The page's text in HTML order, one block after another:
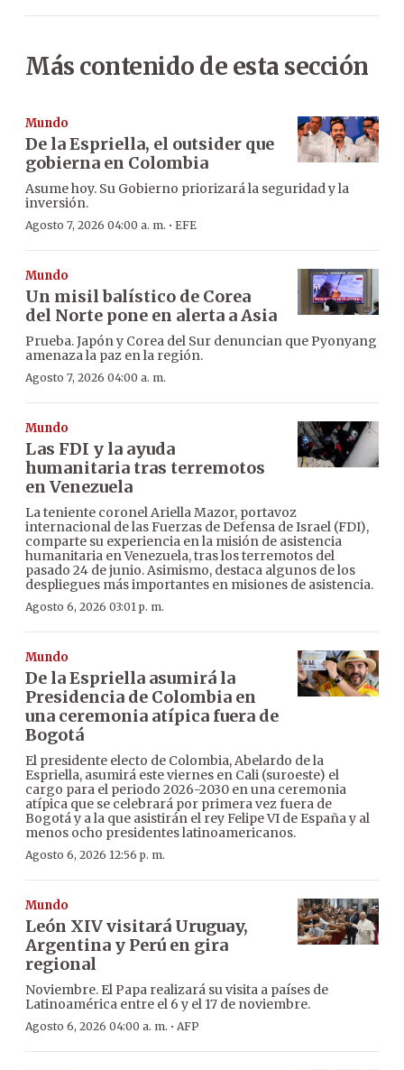
Más contenido de esta sección
Mundo
De la Espriella, el outsider que
gobierna en Colombia
Asume hoy. Su Gobierno priorizará la seguridad y la
inversión.
Agosto 7, 2026 04:00 a. m. · EFE
Mundo
Un misil balístico de Corea
del Norte pone en alerta a Asia
Prueba. Japón y Corea del Sur denuncian que Pyonyang
amenaza la paz en la región.
Agosto 7, 2026 04:00 a. m.
Mundo
Las FDI y la ayuda
humanitaria tras terremotos
en Venezuela
La teniente coronel Ariella Mazor, portavoz
internacional de las Fuerzas de Defensa de Israel (FDI),
comparte su experiencia en la misión de asistencia
humanitaria en Venezuela, tras los terremotos del
pasado 24 de junio. Asimismo, destaca algunos de los
despliegues más importantes en misiones de asistencia.
Agosto 6, 2026 03:01 p. m.
Mundo
De la Espriella asumirá la
Presidencia de Colombia en
una ceremonia atípica fuera de
Bogotá
El presidente electo de Colombia, Abelardo de la
Espriella, asumirá este viernes en Cali (suroeste) el
cargo para el periodo 2026-2030 en una ceremonia
atípica que se celebrará por primera vez fuera de
Bogotá y a la que asistirán el rey Felipe VI de España y al
menos ocho presidentes latinoamericanos.
Agosto 6, 2026 12:56 p. m.
Mundo
León XIV visitará Uruguay,
Argentina y Perú en gira
regional
Noviembre. El Papa realizará su visita a países de
Latinoamérica entre el 6 y el 17 de noviembre.
Agosto 6, 2026 04:00 a. m. · AFP